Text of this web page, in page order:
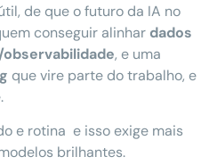
de que o futuro da IA no
conseguir alinhar dados
, e uma
que vire parte do trabalho, e
e rotina e isso exige mais
brilhantes.